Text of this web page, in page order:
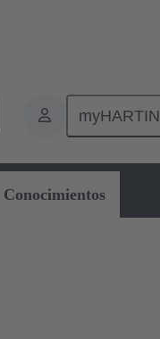
Conocimientos